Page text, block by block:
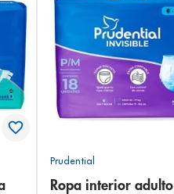
Prudential
Ropa interior adulto